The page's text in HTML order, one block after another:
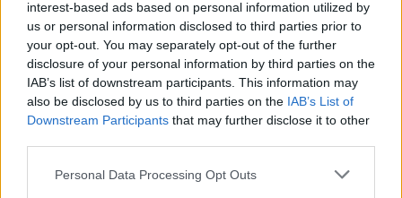
interest-based ads based on personal information utilized by
us or personal information disclosed to third parties prior to
your opt-out. You may separately opt-out of the further
disclosure of your personal information by third parties on the
IAB’s list of downstream participants. This information may
also be disclosed by us to third parties on the IAB’s List of
Downstream Participants that may further disclose it to other
Personal Data Processing Opt Outs
Får Aalborg endnu en Michelin-